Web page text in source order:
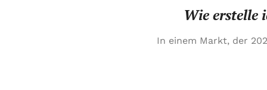
Wie erstelle
In einem Markt, der